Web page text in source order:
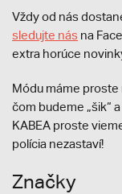
Vždy od nás
sledujte nás na
extra horúce
Módu máme proste
čom budeme „šik“
KABEA proste
polícia nezastaví!
Značky